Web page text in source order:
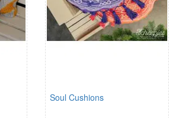
Soul Cushions